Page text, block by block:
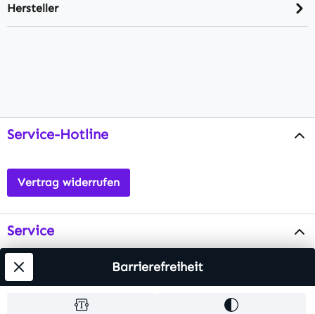
Hersteller
Service-Hotline
Vertrag widerrufen
Service
Info Barrierefreiheit